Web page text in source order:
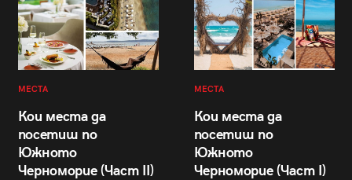
МЕСТА
Кои места да
посетиш по
Южното
Черноморие (Част II)
МЕСТА
Кои места да
посетиш по
Южното
Черноморие (Част I)